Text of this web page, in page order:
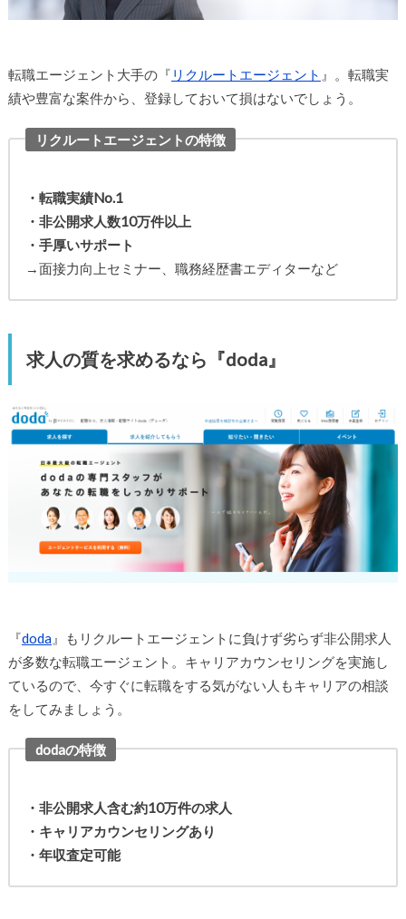
転職エージェント大手の『 リクルートエージェント 』。転職実
績や豊富な案件から、登録しておいて損はないでしょう。
リクルートエージェントの特徴
・転職実績No.1
・非公開求人数10万件以上
・手厚いサポート
→面接力向上セミナー、職務経歴書エディターなど
求人の質を求めるなら『doda』
『doda』もリクルートエージェントに負けず劣らず非公開求人
が多数な転職エージェント。キャリアカウンセリングを実施し
ているので、今すぐに転職をする気がない人もキャリアの相談
をしてみましょう。
dodaの特徴
・非公開求人含む約10万件の求人
・キャリアカウンセリングあり
・年収査定可能